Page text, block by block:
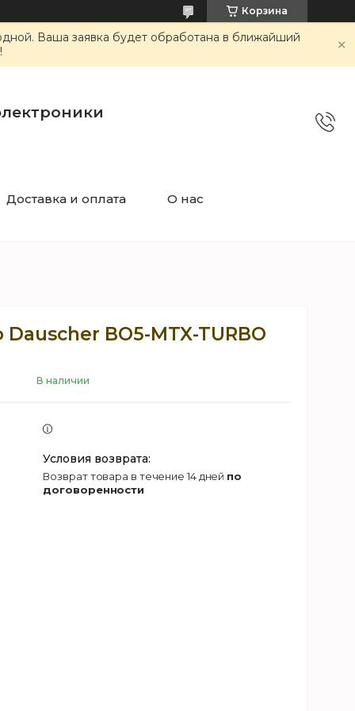
Корзина
Ваша заявка будет обработана в ближайший
Доставка и оплата О нас
BO5-MTX-TURBO
В наличии
возврат товара в течение 14 дней по
договоренности